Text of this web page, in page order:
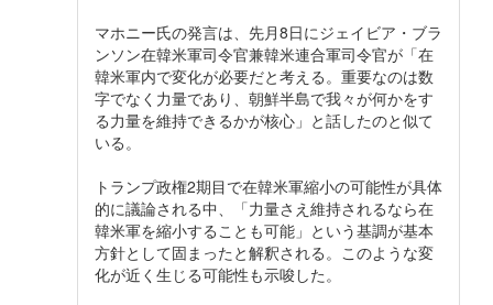
マホニー氏の発言は、先月8日にジェイビア・ブラ
ンソン在韓米軍司令官兼韓米連合軍司令官が「在
韓米軍内で変化が必要だと考える。重要なのは数
字でなく力量であり、朝鮮半島で我々が何かをす
る力量を維持できるかが核心」と話したのと似て
いる。
トランプ政権2期目で在韓米軍縮小の可能性が具体
的に議論される中、「力量さえ維持されるなら在
韓米軍を縮小することも可能」という基調が基本
方針として固まったと解釈される。このような変
化が近く生じる可能性も示唆した。